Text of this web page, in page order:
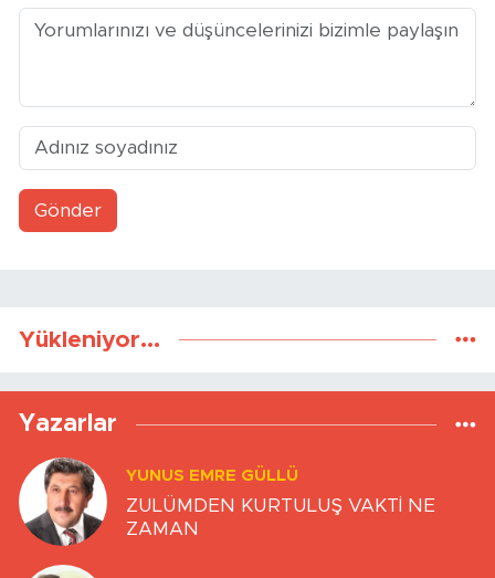
Gönder
Yükleniyor...
Yazarlar
YUNUS EMRE GÜLLÜ
ZULÜMDEN KURTULUŞ VAKTİ NE
ZAMAN